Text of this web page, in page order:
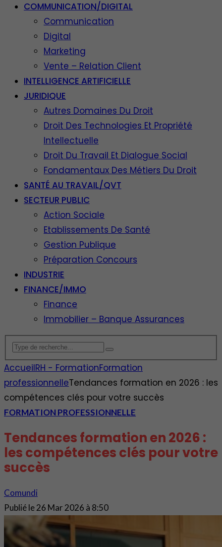
COMMUNICATION/DIGITAL
Communication
Digital
Marketing
Vente – Relation Client
INTELLIGENCE ARTIFICIELLE
JURIDIQUE
Autres Domaines Du Droit
Droit Des Technologies Et Propriété
Intellectuelle
Droit Du Travail Et Dialogue Social
Fondamentaux Des Métiers Du Droit
SANTÉ AU TRAVAIL/QVT
SECTEUR PUBLIC
Action Sociale
Etablissements De Santé
Gestion Publique
Préparation Concours
INDUSTRIE
FINANCE/IMMO
Finance
Immobilier – Banque Assurances
AccueilRH - FormationFormation
professionnelleTendances formation en 2026 : les
compétences clés pour votre succès
FORMATION PROFESSIONNELLE
Tendances formation en 2026 :
les compétences clés pour votre
succès
Comundi
Publié le26 Mar 2026 à 8:50